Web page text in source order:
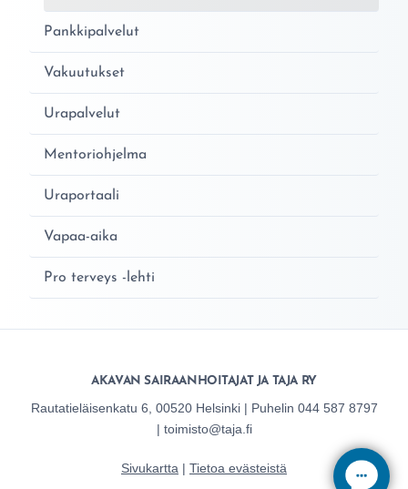
Pankkipalvelut
Vakuutukset
Urapalvelut
Mentoriohjelma
Uraportaali
Vapaa-aika
Pro terveys -lehti
AKAVAN SAIRAANHOITAJAT JA TAJA RY
Rautatieläisenkatu 6, 00520 Helsinki | Puhelin 044 587 8797
| toimisto@taja.fi
Sivukartta Tietoa evästeistä